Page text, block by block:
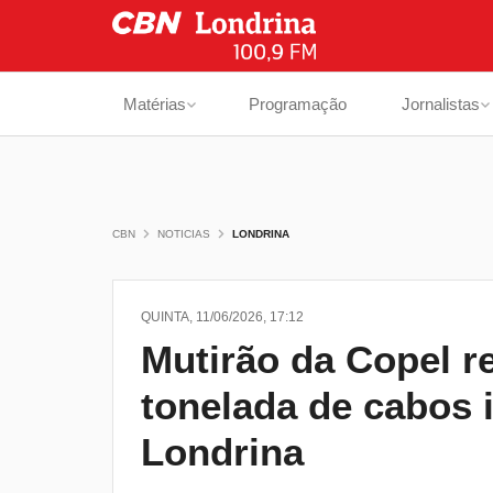
Matérias Programação Jornalistas
CBN NOTICIAS LONDRINA
QUINTA, 11/06/2026, 17:12
Mutirão da Copel
tonelada de cabos
Londrina